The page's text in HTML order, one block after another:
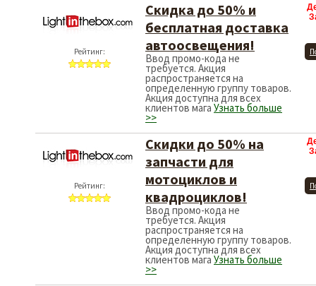
Рейтинг:
Скидка до 50% и
бесплатная доставка
автоосвещения!
Ввод промо-кода не
требуется. Акция
распространяется на
определенную группу товаров.
Акция доступна для всех
клиентов мага Узнать больше
>>
Рейтинг:
Скидки до 50% на
запчасти для
мотоциклов и
квадроциклов!
Ввод промо-кода не
требуется. Акция
распространяется на
определенную группу товаров.
Акция доступна для всех
клиентов мага Узнать больше
>>